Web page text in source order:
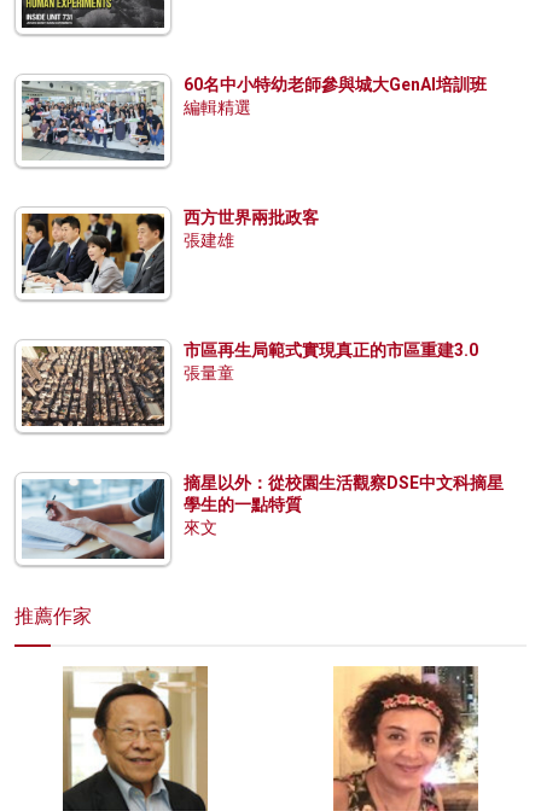
60名中小特幼老師參與城大GenAI培訓班
編輯精選
西方世界兩批政客
張建雄
市區再生局範式實現真正的市區重建3.0
張量童
摘星以外：從校園生活觀察DSE中文科摘星
學生的一點特質
來文
推薦作家